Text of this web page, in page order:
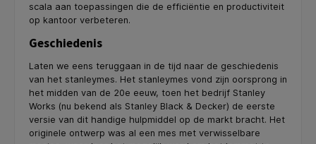
scala aan toepassingen die de efficiëntie en productiviteit
op kantoor verbeteren.
Geschiedenis
Laten we eens teruggaan in de tijd naar de geschiedenis
van het stanleymes. Het stanleymes vond zijn oorsprong in
het midden van de 20e eeuw, toen het bedrijf Stanley
Works (nu bekend als Stanley Black & Decker) de eerste
versie van dit handige hulpmiddel op de markt bracht. Het
originele ontwerp was al een mes met verwisselbare